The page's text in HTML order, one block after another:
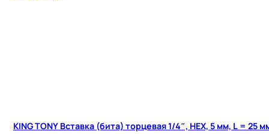
KING TONY Вставка (бита) торцевая 1/4″, HEX, 5 мм, L = 25